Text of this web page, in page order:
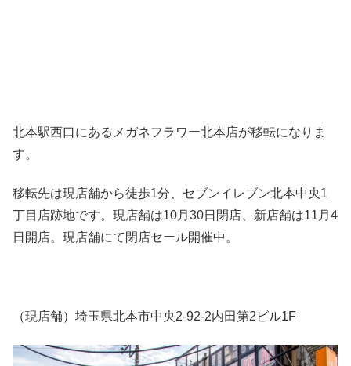
北本駅西口にあるメガネフラワー北本店が移転になりま
す。
移転先は現店舗から徒歩1分、セブンイレブン北本中央1
丁目店跡地です。現店舗は10月30日閉店、新店舗は11月4
日開店。現店舗にて閉店セール開催中。
（現店舗）埼玉県北本市中央2-92-2内田第2ビル1F